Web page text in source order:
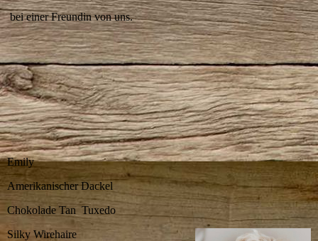
bei einer Freundin von uns.
Emily
Amerikanischer Dackel
Chokolade Tan Tuxedo
Silky Wirehaire